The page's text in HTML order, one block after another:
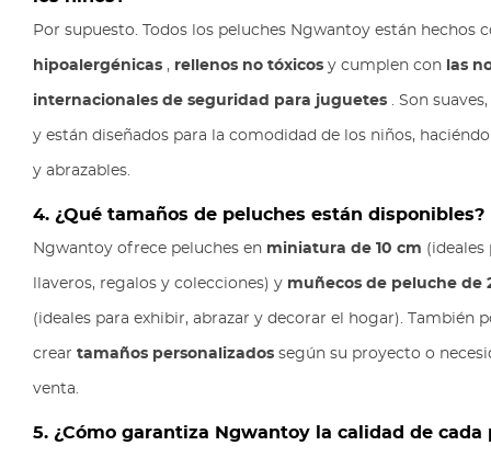
Por supuesto. Todos los peluches Ngwantoy están hechos
hipoalergénicas , rellenos no tóxicos y cumplen con las
internacionales de seguridad para juguetes . Son
y están diseñados para la comodidad de los niños,
y abrazables.
4. ¿Qué tamaños de peluches están disponibles?
Ngwantoy ofrece peluches en miniatura de 10 cm (ideales
llaveros, regalos y colecciones) y muñecos de peluche de
(ideales para exhibir, abrazar y decorar el hogar). También
crear tamaños personalizados según su proyecto o
venta.
5. ¿Cómo garantiza Ngwantoy la calidad de cada